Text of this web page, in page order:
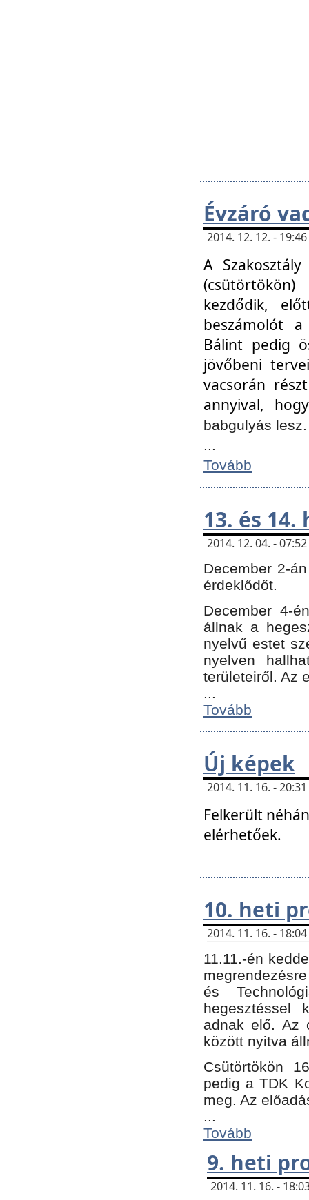
Évzáró
2014. 12. 12. -
A
kezdődik,
beszámolót
Bálint pedig
jövőbeni
vacsorán
annyival,
babgulyás
...
Tovább
13. és
2014. 12. 04. -
December 2-
érdeklődőt.
December 4-
állnak a
nyelvű estet
nyelven
területeiről. Az
...
Tovább
Új képek
2014. 11. 16. -
Felkerült
elérhetőek.
10. heti
2014. 11. 16. -
11.11.-én
és
hegesztéssel
adnak elő. Az
között nyitva
Csütörtökön
pedig a TDK
meg. Az
...
Tovább
9. heti
2014. 11. 16. -